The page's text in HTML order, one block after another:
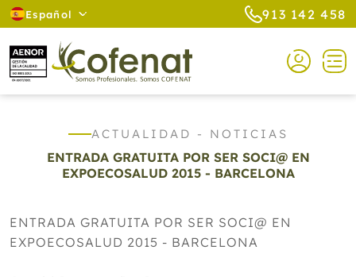
Español 913 142 458
ACTUALIDAD - NOTICIAS
ENTRADA GRATUITA POR SER SOCI@ EN
EXPOECOSALUD 2015 - BARCELONA
ENTRADA GRATUITA POR SER SOCI@ EN
EXPOECOSALUD 2015 - BARCELONA